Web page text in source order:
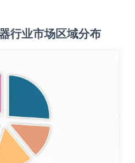
行业市场区域分布